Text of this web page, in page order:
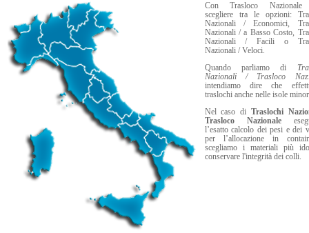
Con Trasloco Nazionale
scegliere tra le opzioni:
Nazionali / Economici,
Nazionali / a Basso Costo,
Nazionali / Facili o
Nazionali / Veloci.
Quando parliamo di
Nazionali / Trasloco
intendiamo dire che
traslochi anche nelle isole
Nel caso di Traslochi
Trasloco Nazionale
l’esatto calcolo dei pesi e dei
per l’allocazione in
scegliamo i materiali più
conservare l'integrità dei colli.